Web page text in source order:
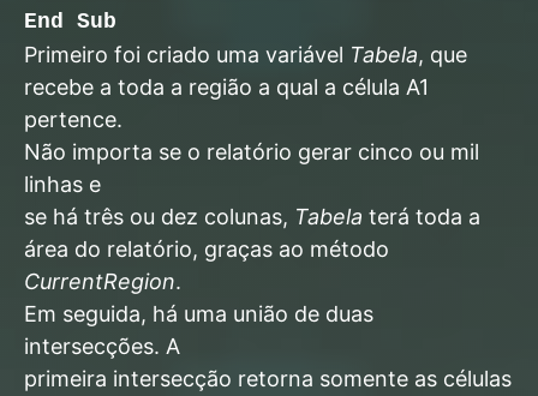
End Sub
Primeiro foi criado uma variável Tabela, que
recebe a toda a região a qual a célula A1
pertence.
Não importa se o relatório gerar cinco ou mil
linhas e
se há três ou dez colunas, Tabela terá toda a
área do relatório, graças ao método
CurrentRegion.
Em seguida, há uma união de duas
intersecções. A
primeira intersecção retorna somente as células